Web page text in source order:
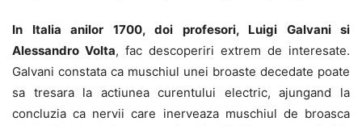
In Italia anilor 1700, doi profesori, Luigi Galvani si
Alessandro Volta, fac descoperiri extrem de interesate.
Galvani constata ca muschiul unei broaste decedate poate
sa tresara la actiunea curentului electric, ajungand la
concluzia ca nervii care inerveaza muschiul de broasca